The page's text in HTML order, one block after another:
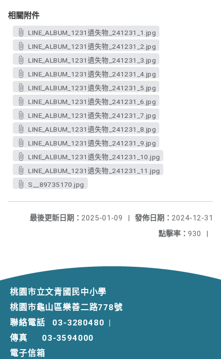
相關附件
LINE_ALBUM_1231遺失物_241231_1.jpg
LINE_ALBUM_1231遺失物_241231_2.jpg
LINE_ALBUM_1231遺失物_241231_3.jpg
LINE_ALBUM_1231遺失物_241231_4.jpg
LINE_ALBUM_1231遺失物_241231_5.jpg
LINE_ALBUM_1231遺失物_241231_6.jpg
LINE_ALBUM_1231遺失物_241231_7.jpg
LINE_ALBUM_1231遺失物_241231_8.jpg
LINE_ALBUM_1231遺失物_241231_9.jpg
LINE_ALBUM_1231遺失物_241231_10.jpg
LINE_ALBUM_1231遺失物_241231_11.jpg
S__89735170.jpg
發佈日期： 2024-12-31
最後更新日期： 2025-01-09
|
點擊率： 930 |
桃園市立文青國民中小學
桃園市龜山區樂善二路778號
聯絡電話
03-3280480 |
傳真
03-3594000
電子信箱